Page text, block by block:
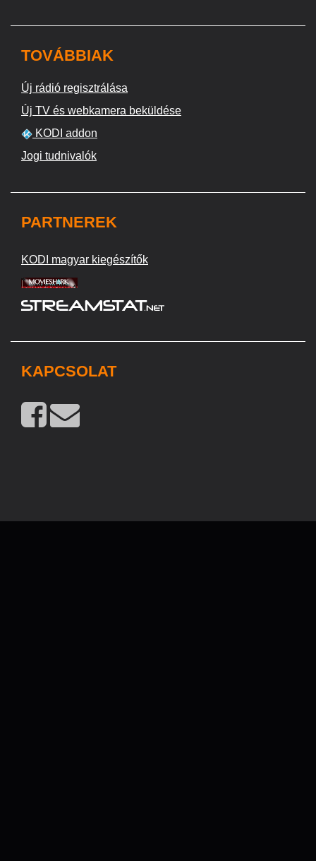
TOVÁBBIAK
Új rádió regisztrálása
Új TV és webkamera beküldése
KODI addon
Jogi tudnivalók
PARTNEREK
KODI magyar kiegészítők
KAPCSOLAT